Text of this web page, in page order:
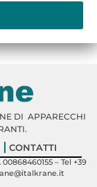
DI APPARECCHI
CONTATTI
00868460155 – Tel +39